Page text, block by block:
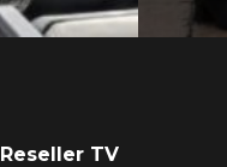
Reseller TV